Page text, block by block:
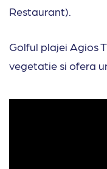
Restaurant).
Golful plajei Agios
vegetatie si ofera